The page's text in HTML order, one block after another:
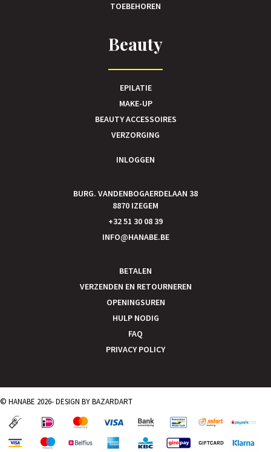
TOEBEHOREN
Beauty
EPILATIE
MAKE-UP
BEAUTY ACCESSOIRES
VERZORGING
INLOGGEN
BURG. VANDENBOGAERDELAAN 38
8870 IZEGEM
+32 51 30 08 39
INFO@HANABE.BE
BETALEN
VERZENDEN EN RETOURNEREN
OPENINGSUREN
HULP NODIG
FAQ
PRIVACY POLICY
© HANABE 2026- DESIGN BYBAZARDART